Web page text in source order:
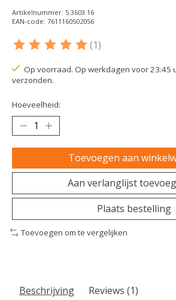
Artikelnummer: 5.3603.16
EAN-code: 7611160502056
De beoordeling van dit product is
(1)
Op voorraad. Op werkdagen voor 23:45
verzonden.
Hoeveelheid:
Toevoegen aan
Aan verlanglijst
Plaats bestelling
Toevoegen om te vergelijken
Beschrijving Reviews (1)